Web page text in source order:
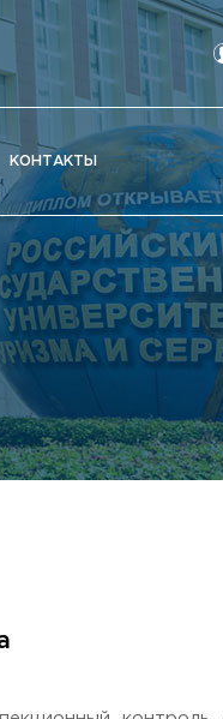
КOНТАКТЫ